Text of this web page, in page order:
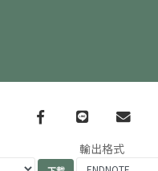
Facebook
line email
輸出格式